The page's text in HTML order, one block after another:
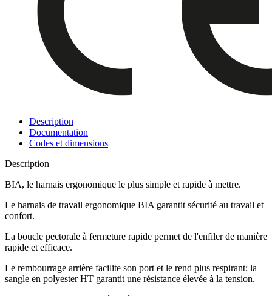
Description
Documentation
Codes et dimensions
Description
BIA, le harnais ergonomique le plus simple et rapide à mettre.
Le harnais de travail ergonomique BIA garantit sécurité au travail et
confort.
La boucle pectorale à fermeture rapide permet de l'enfiler de manière
rapide et efficace.
Le rembourrage arrière facilite son port et le rend plus respirant; la
sangle en polyester HT garantit une résistance élevée à la tension.